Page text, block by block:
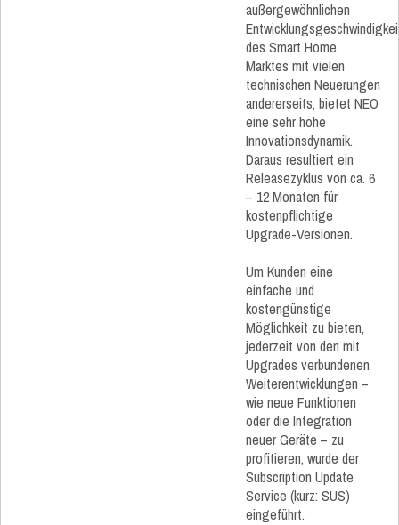
außergewöhnlichen
des Smart Home
Marktes mit vielen
technischen Neuerungen
andererseits, bietet NEO
eine sehr hohe
Innovationsdynamik.
Daraus resultiert ein
Releasezyklus von ca. 6
– 12 Monaten für
kostenpflichtige
Upgrade-Versionen.
Um Kunden eine
einfache und
kostengünstige
Möglichkeit zu bieten,
jederzeit von den mit
Upgrades verbundenen
Weiterentwicklungen –
wie neue Funktionen
oder die Integration
neuer Geräte – zu
profitieren, wurde der
Subscription Update
Service (kurz: SUS)
eingeführt.